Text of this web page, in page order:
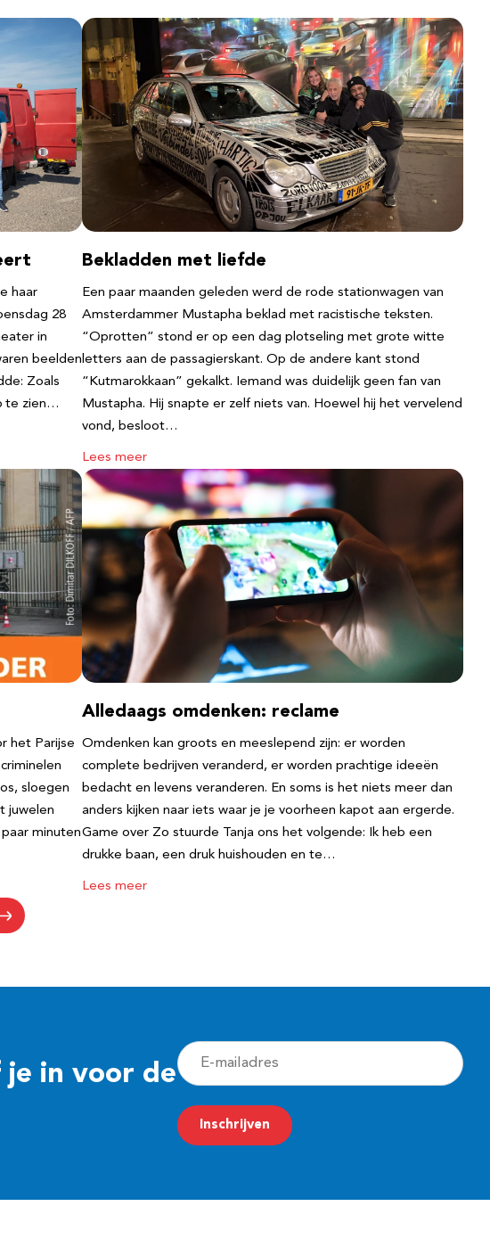
haar
28
in
beelden
Zoals
te zien…
Bekladden met liefde
Een paar maanden geleden werd de rode stationwagen van
Amsterdammer Mustapha beklad met racistische teksten.
“Oprotten” stond er op een dag plotseling met grote witte
letters aan de passagierskant. Op de andere kant stond
“Kutmarokkaan” gekalkt. Iemand was duidelijk geen fan van
Mustapha. Hij snapte er zelf niets van. Hoewel hij het vervelend
vond, besloot…
Lees meer
het Parijse
sloegen
juwelen
minuten
Alledaags omdenken: reclame
Omdenken kan groots en meeslepend zijn: er worden
complete bedrijven veranderd, er worden prachtige ideeën
bedacht en levens veranderen. En soms is het niets meer dan
anders kijken naar iets waar je je voorheen kapot aan ergerde.
Game over Zo stuurde Tanja ons het volgende: Ik heb een
drukke baan, een druk huishouden en te…
Lees meer
je in voor de
E
-
m
a
Inschrijven